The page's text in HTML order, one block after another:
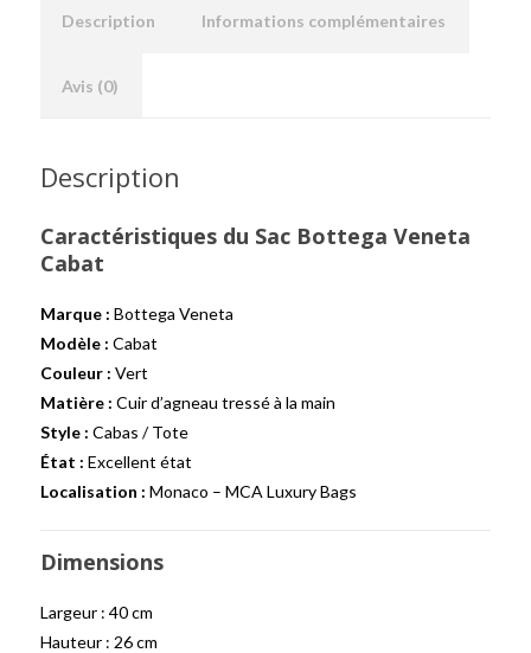
Description Informations complémentaires
Avis (0)
Description
Caractéristiques du Sac Bottega Veneta
Cabat
Marque : Bottega Veneta
Modèle : Cabat
Couleur : Vert
Matière : Cuir d’agneau tressé à la main
Style : Cabas / Tote
État : Excellent état
Localisation : Monaco – MCA Luxury Bags
Dimensions
Largeur : 40 cm
Hauteur : 26 cm